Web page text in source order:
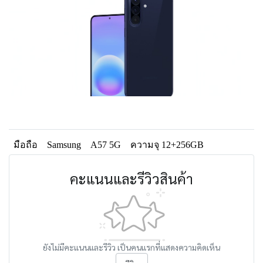
มือถือ Samsung A57 5G ความจุ 12+256GB
คะแนนและรีวิวสินค้า
ยังไม่มีคะแนนและรีวิว เป็นคนแรกที่แสดงความคิดเห็น